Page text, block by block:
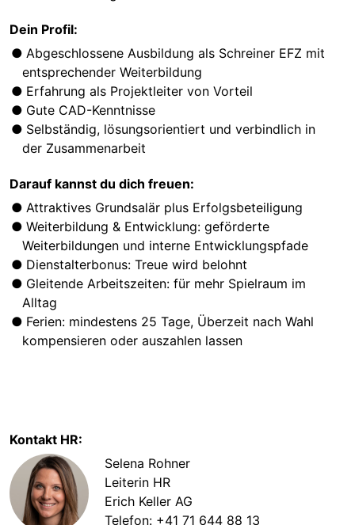
Dein Profil:
Abgeschlossene Ausbildung als Schreiner EFZ mit
entsprechender Weiterbildung
Erfahrung als Projektleiter von Vorteil
Gute CAD-Kenntnisse
Selbständig, lösungsorientiert und verbindlich in
der Zusammenarbeit
Darauf kannst du dich freuen:
Attraktives Grundsalär plus Erfolgsbeteiligung
Weiterbildung & Entwicklung: geförderte
Weiterbildungen und interne Entwicklungspfade
Dienstalterbonus: Treue wird belohnt
Gleitende Arbeitszeiten: für mehr Spielraum im
Alltag
Ferien: mindestens 25 Tage, Überzeit nach Wahl
kompensieren oder auszahlen lassen
Kontakt HR:
Selena Rohner
Leiterin HR
Erich Keller AG
Telefon: +41 71 644 88 13